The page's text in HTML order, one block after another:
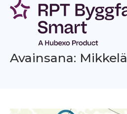
Siirry
sisältöön
Avainsana: Mikkelä